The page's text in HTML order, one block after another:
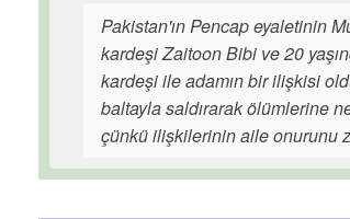
Pakistan'ın Pencap eyaletinin
kardeşi Zaitoon Bibi ve 20
kardeşi ile adamın bir ilişkisi
baltayla saldırarak ölümlerine
çünkü ilişkilerinin aile onurunu